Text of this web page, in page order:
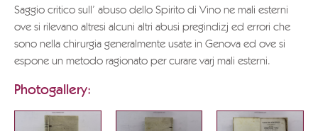
Saggio critico sull’ abuso dello Spirito di Vino ne mali esterni
ove si rilevano altresi alcuni altri abusi pregindizj ed errori che
sono nella chirurgia generalmente usate in Genova ed ove si
espone un metodo ragionato per curare varj mali esterni.
Photogallery: